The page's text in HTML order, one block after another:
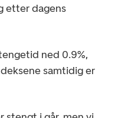
etter dagens
ned 0.9%,
samtidig er